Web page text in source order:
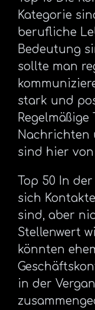
Kategorie
berufliche
Bedeutung
sollte man
stark und
Nachrichten
sind hier von
Top 50 In
sich
sind, aber
Stellenwert
könnten
in der